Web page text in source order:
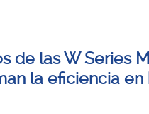
de las W Series
la eficiencia en